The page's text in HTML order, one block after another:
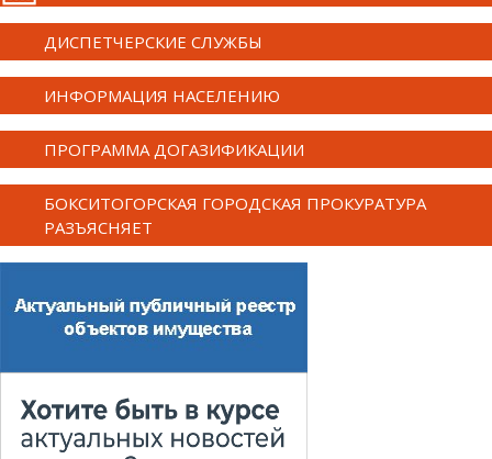
ДИСПЕТЧЕРСКИЕ СЛУЖБЫ
ИНФОРМАЦИЯ НАСЕЛЕНИЮ
ПРОГРАММА ДОГАЗИФИКАЦИИ
БОКСИТОГОРСКАЯ ГОРОДСКАЯ ПРОКУРАТУРА
РАЗЪЯСНЯЕТ